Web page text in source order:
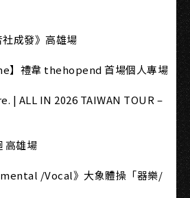
社成發》高雄場
】禮韋 thehopend 首場個人專場
| ALL IN 2026 TAIWAN TOUR –
高雄場
/Vocal》大象體操「器樂/